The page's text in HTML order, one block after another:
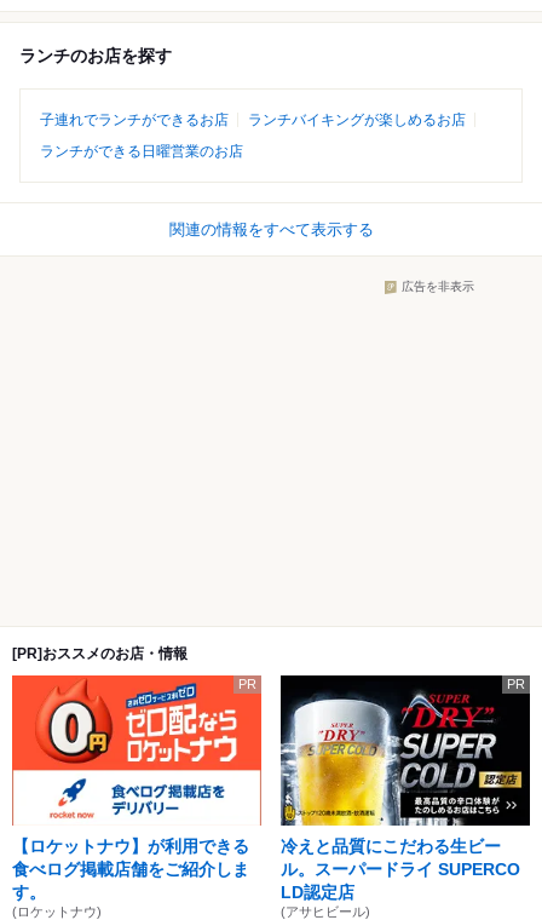
ランチのお店を探す
子連れでランチができるお店
ランチバイキングが楽しめるお店
ランチができる日曜営業のお店
関連の情報をすべて表示する
広告を非表示
[PR]おススメのお店・情報
PR
【ロケットナウ】が利用できる
食べログ掲載店舗をご紹介しま
す。
(ロケットナウ)
PR
冷えと品質にこだわる生ビー
ル。スーパードライ SUPERCO
LD認定店
(アサヒビール)